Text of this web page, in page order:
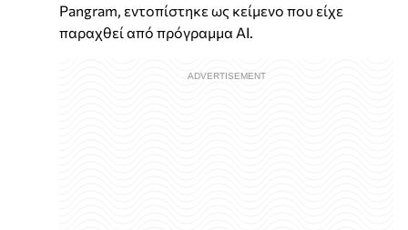
Pangram, εντοπίστηκε ως κείμενο που είχε
παραχθεί από πρόγραμμα AI.